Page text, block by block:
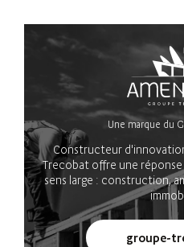
Une marque du
Constructeur
Trecobat offre une réponse
sens large : construction,
groupe-